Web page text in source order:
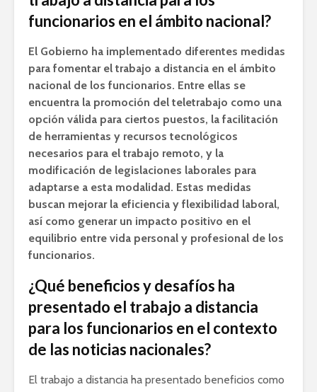
funcionarios en el ámbito nacional?
El Gobierno ha implementado diferentes medidas
para fomentar el trabajo a distancia en el ámbito
nacional de los funcionarios. Entre ellas se
encuentra la promoción del teletrabajo como una
opción válida para ciertos puestos, la facilitación
de herramientas y recursos tecnológicos
necesarios para el trabajo remoto, y la
modificación de legislaciones laborales para
adaptarse a esta modalidad. Estas medidas
buscan mejorar la eficiencia y flexibilidad laboral,
así como generar un impacto positivo en el
equilibrio entre vida personal y profesional de los
funcionarios.
¿Qué beneficios y desafíos ha
presentado el trabajo a distancia
para los funcionarios en el contexto
de las noticias nacionales?
El trabajo a distancia ha presentado beneficios como